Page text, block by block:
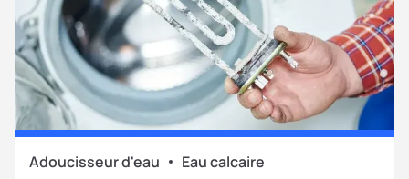
Adoucisseur d'eau Eau calcaire